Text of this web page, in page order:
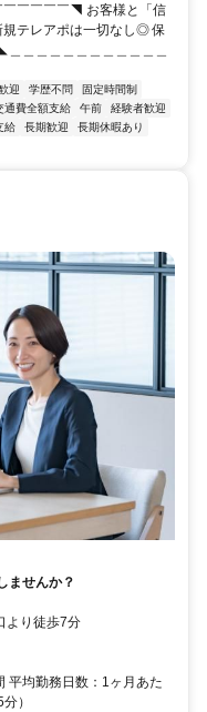
￣￣￣￣◥ お客様と「信
規テレアポは一切なし◎ 保
＿＿＿＿＿＿＿＿＿＿＿
迎 学歴不問
固定時間制
通費全額支給 午前
経験者歓迎
給 長期歓迎
長期休暇あり
ませんか？
より徒歩7分
平均勤務日数：1ヶ月あた
）